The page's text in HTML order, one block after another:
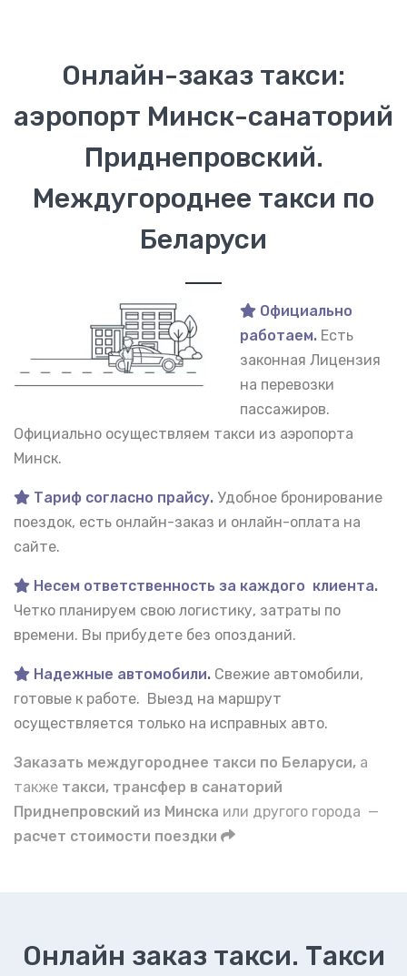
Онлайн-заказ такси:
аэропорт Минск-санаторий
Приднепровский.
Междугороднее такси по
Беларуси
Официально
работаем. Есть
законная Лицензия
на перевозки
пассажиров.
Официально осуществляем такси из аэропорта
Минск.
Тариф согласно прайсу. Удобное бронирование
поездок, есть онлайн-заказ и онлайн-оплата на
сайте.
Несем ответственность за каждого клиента.
Четко планируем свою логистику, затраты по
времени. Вы прибудете без опозданий.
Надежные автомобили. Свежие автомобили,
готовые к работе. Выезд на маршрут
осуществляется только на исправных авто.
Заказать междугороднее такси по Беларуси, а
также такси, трансфер в санаторий
Приднепровский из Минска или другого города —
расчет стоимости поездки
Онлайн заказ такси. Такси